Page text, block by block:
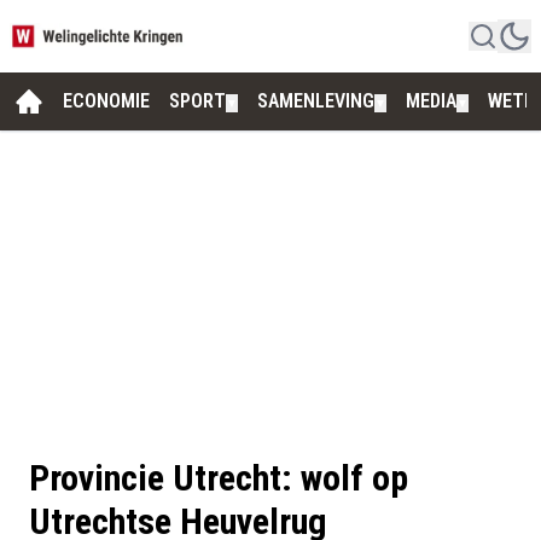
ECONOMIE SPORT SAMENLEVING MEDIA
Provincie Utrecht: wolf op
Utrechtse Heuvelrug